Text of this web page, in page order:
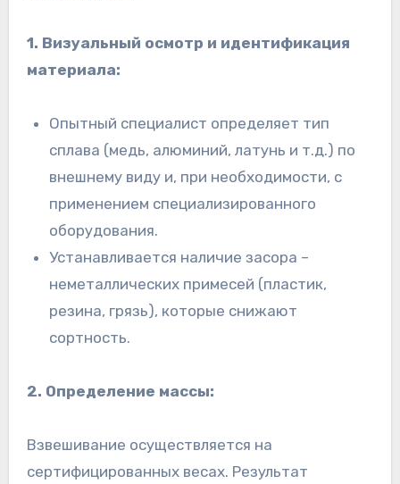
1. Визуальный осмотр и идентификация
материала:
Опытный специалист определяет тип
сплава (медь, алюминий, латунь и т.д.) по
внешнему виду и, при необходимости, с
применением специализированного
оборудования.
Устанавливается наличие засора –
неметаллических примесей (пластик,
резина, грязь), которые снижают
сортность.
2. Определение массы:
Взвешивание осуществляется на
сертифицированных весах. Результат